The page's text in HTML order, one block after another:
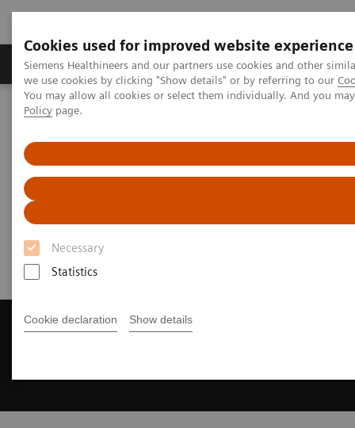
Cookies used for improved website experience
Siemens Healthineers and our partners use cookies and other
we use cookies by clicking "Show details" or by referring to our
You may allow all cookies or select them individually. And you
Policy page.
Necessary
Statistics
Cookie declaration Show details
Productos y servicios Especialidades Clínicas
Siemens Healthineers Latinoamérica
Get a Recommendation for your MRI System
Get a Recommendation for your
MRI System